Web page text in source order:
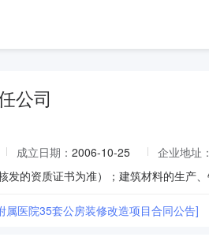
公司
成立日期： 2006-10-25 企业地址：
属医院35套公房装修改造项目合同公告]